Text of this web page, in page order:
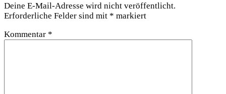
Deine E-Mail-Adresse wird nicht veröffentlicht.
Erforderliche Felder sind mit * markiert
Kommentar *